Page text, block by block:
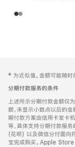
页
页
脚
注
‡ 为近似值。金额可能随时
分期付款服务的条件
上述所示分期付款金额仅
额，未显示小数点以后的
期付款方案由信用卡发卡
等，具体支持分期付款服
(花呗) 以及微信分付面向
宝完成购买。Apple